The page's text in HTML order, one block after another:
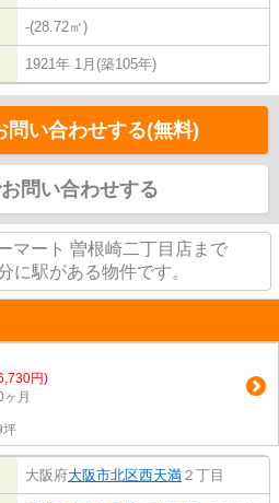
-(28.72㎡)
1921年 1月(築105年)
問い合わせする(無料)
問い合わせする
マート 曽根崎二丁目店まで
に駅がある物件です。
円)
月
坪
大阪府大阪市北区西天満 ２丁目